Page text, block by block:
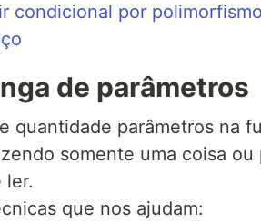
condicional por
de parâmetros
quantidade parâmetros na
somente uma coisa
ler.
que nos ajudam: